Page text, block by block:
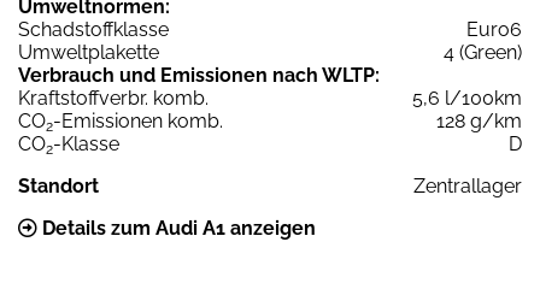
Umweltnormen:
Schadstoffklasse
Euro6
Umweltplakette
4 (Green)
Verbrauch und Emissionen nach WLTP:
Kraftstoffverbr. komb.
5,6 l/100km
CO2-Emissionen komb.
128 g/km
CO2-Klasse
D
Standort
Zentrallager
Details zum Audi A1 anzeigen